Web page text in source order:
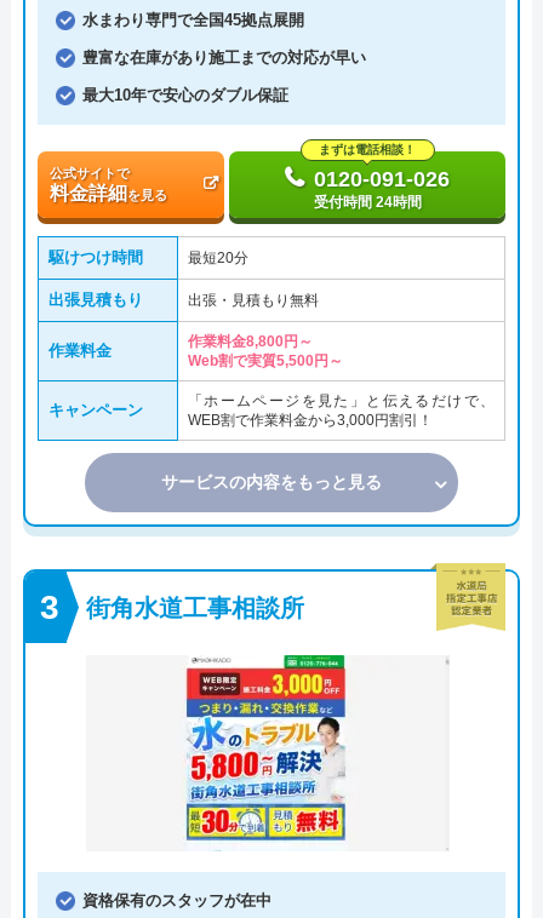
水まわり専門で全国45拠点展開
豊富な在庫があり施工までの対応が早い
最大10年で安心のダブル保証
公式サイトで
料金詳細を見る
まずは電話相談！
0120-091-026
受付時間 24時間
駆けつけ時間 最短20分
出張見積もり 出張・見積もり無料
作業料金
作業料金8,800円～
Web割で実質5,500円～
キャンペーン
「ホームページを見た」と伝えるだけで、
WEB割で作業料金から3,000円割引！
サービスの内容をもっと見る
街角水道工事相談所
資格保有のスタッフが在中